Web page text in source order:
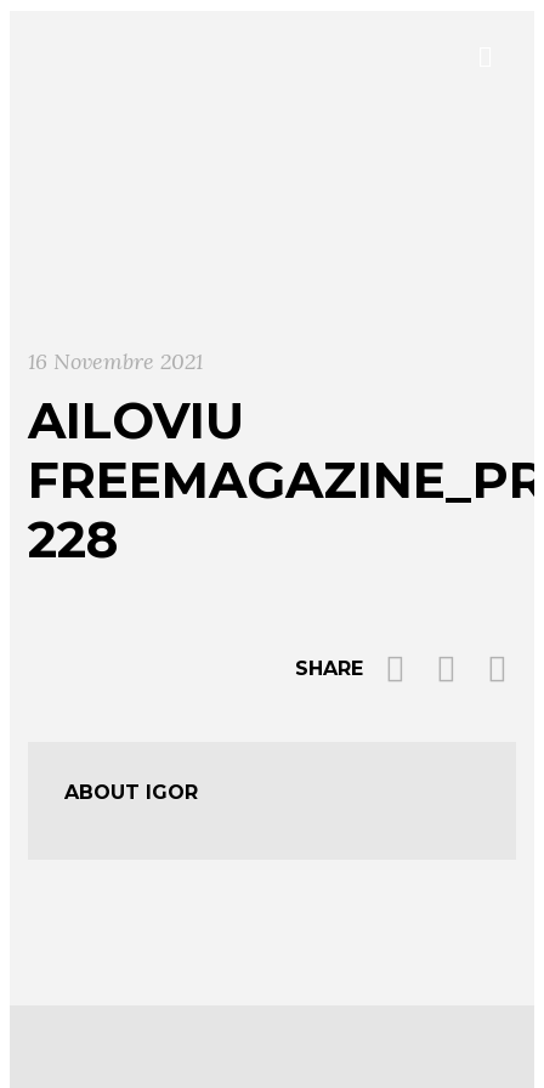
16 Novembre 2021
AILOVIU
228
SHARE
ABOUT IGOR